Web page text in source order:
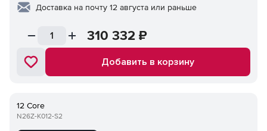
Доставка на почту 12 августа или раньше
310 332 ₽
Добавить в корзину
12 Core
N26Z-K012-S2